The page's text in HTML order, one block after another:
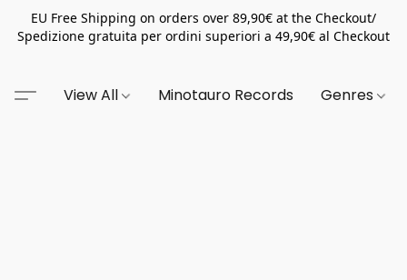
EU Free Shipping on orders over 89,90€ at the Checkout/
Spedizione gratuita per ordini superiori a 49,90€ al Checkout
View All Minotauro Records Genres